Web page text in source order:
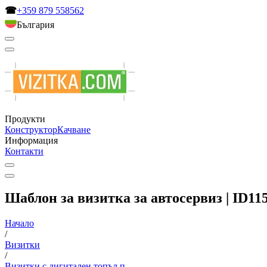
☎+359 879 558562
България
Продукти
КонструкторКачване
Информация
Контакти
Шаблон за визитка за автосервиз |
Начало
/
Визитки
/